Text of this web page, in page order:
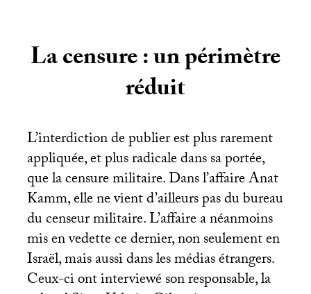
La censure : un périmètre
réduit
L’interdiction de publier est plus rarement
appliquée, et plus radicale dans sa portée,
que la censure militaire. Dans l’affaire Anat
Kamm, elle ne vient d’ailleurs pas du bureau
du censeur militaire. L’affaire a néanmoins
mis en vedette ce dernier, non seulement en
Israël, mais aussi dans les médias étrangers.
Ceux-ci ont interviewé son responsable, la